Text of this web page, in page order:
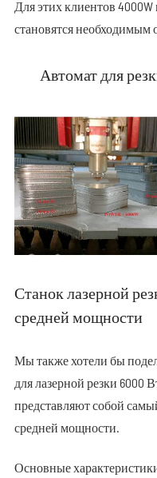
Для этих клиентов 4000W
становятся необходимым
Автомат для
Станок лазерной
средней мощности
Мы также хотели бы
для лазерной резки
представляют собой
средней мощности.
Основные